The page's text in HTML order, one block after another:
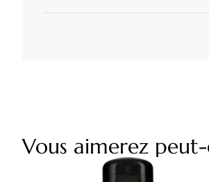
Vous aimerez peut-